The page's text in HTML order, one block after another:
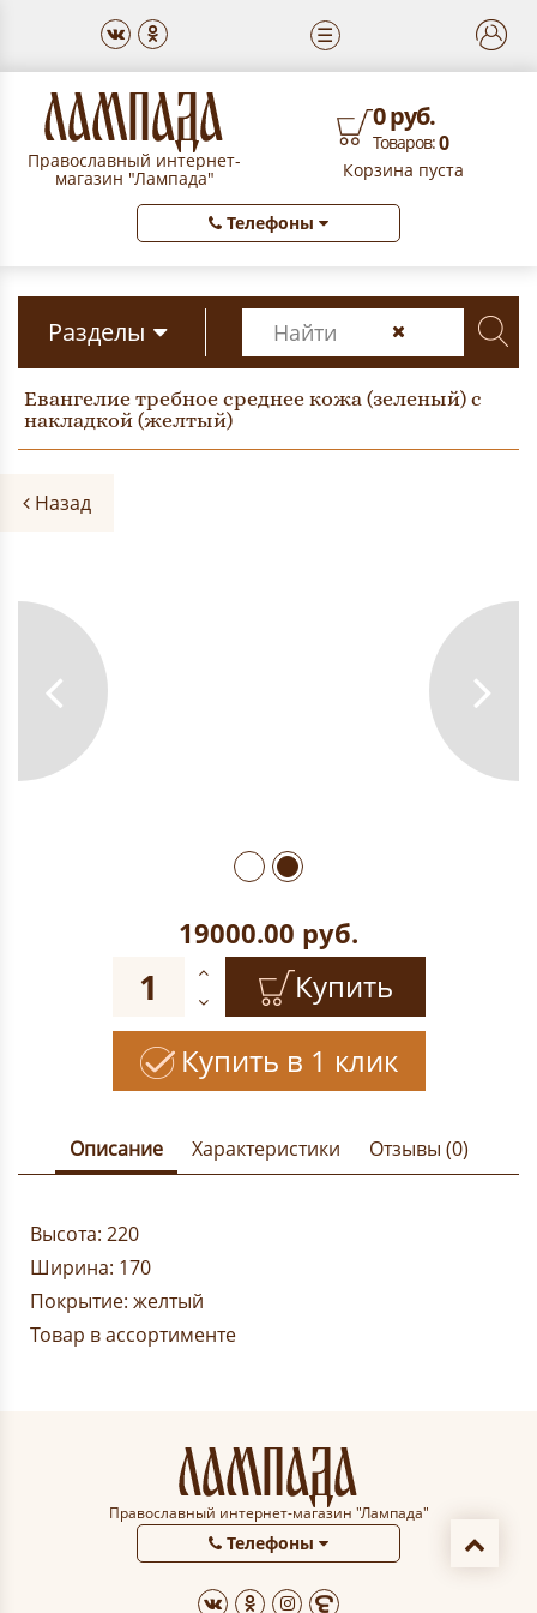
☰
Православный интернет-
магазин "Лампада"
0 руб.
Товаров:0
Корзина пуста
Телефоны
Разделы
Евангелие требное среднее кожа (зеленый) с
накладкой (желтый)
Назад
19000.00 руб.
Купить
Купить в 1 клик
Описание Характеристики Отзывы (0)
Высота: 220
Ширина: 170
Покрытие: желтый
Товар в ассортименте
Православный интернет-магазин "Лампада"
Телефоны